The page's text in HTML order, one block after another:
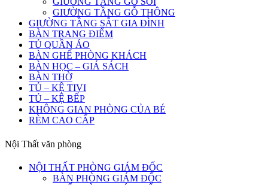
GIƯỜNG TẦNG GỖ THÔNG
GIƯỜNG TẦNG SẮT GIA ĐÌNH
BÀN TRANG ĐIỂM
TỦ QUẦN ÁO
BÀN GHẾ PHÒNG KHÁCH
BÀN HỌC – GIÁ SÁCH
BÀN THỜ
TỦ – KỆ TIVI
TỦ – KỆ BẾP
KHÔNG GIAN PHÒNG CỦA BÉ
RÈM CAO CẤP
Nội Thất văn phòng
NỘI THẤT PHÒNG GIÁM ĐỐC
BÀN PHÒNG GIÁM ĐỐC